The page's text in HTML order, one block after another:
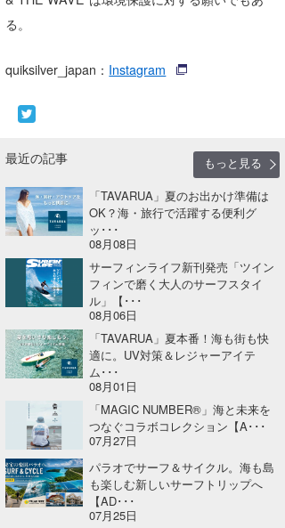
る。
quiksilver_japan： Instagram
最近の記事
もっと見る
「TAVARUA」夏のお出かけ準備は
OK？海・旅行で活躍する便利グ
ッ･･･
08月08日
サーフィンライフ新刊発売「ツイン
フィンで磨く大人のサーフスタイ
ル」【･･･
08月06日
「TAVARUA」夏本番！海も街も快
適に。UV対策＆レジャーアイテ
ム･･･
08月01日
「MAGIC NUMBER®」海と未来を
つなぐコラボコレクション【A･･･
07月27日
パラオでサーフ＆サイクル。海も島
も楽しむ新しいサーフトリップへ
【AD･･･
07月25日